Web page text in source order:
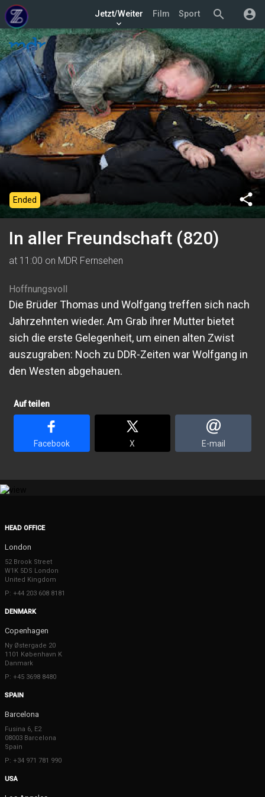
search account_circle
Jetzt/Weiter
keyboard_arrow_down
Film Sport
share
Ended
In aller Freundschaft (820)
at 11:00 on MDR Fernsehen
Hoffnungsvoll
Die Brüder Thomas und Wolfgang treffen sich nach
Jahrzehnten wieder. Am Grab ihrer Mutter bietet
sich die erste Gelegenheit, um einen alten Zwist
auszugraben: Noch zu DDR-Zeiten war Wolfgang in
den Westen abgehauen.
Auf teilen
Facebook X E-mail
HEAD OFFICE
London
52 Brook Street
W1K 5DS London
United Kingdom
P: +44 203 608 8181
DENMARK
Copenhagen
Ny Østergade 20
1101 København K
Danmark
P: +45 3698 8480
SPAIN
Barcelona
Fusina 6, E2
08003 Barcelona
Spain
P: +34 971 781 990
USA